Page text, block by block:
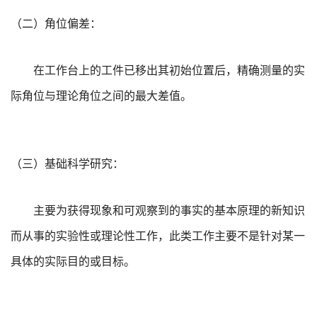
（二）角位偏差：
在工作台上的工件已移出其初始位置后，精确测量的实
际角位与理论角位之间的最大差值。
（三）基础科学研究：
主要为获得现象和可观察到的事实的基本原理的新知识
而从事的实验性或理论性工作，此类工作主要不是针对某一
具体的实际目的或目标。